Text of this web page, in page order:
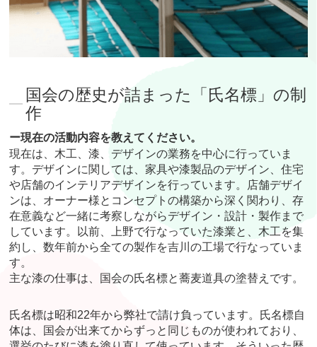
国会の歴史が詰まった「氏名標」の制
作
ー現在の活動内容を教えてください。
現在は、木工、漆、デザインの業務を中心に行っていま
す。デザインに関しては、家具や漆製品のデザイン、住宅
や店舗のインテリアデザインを行っています。店舗デザイ
ンは、オーナー様とコンセプトの構築から深く関わり、存
在意義など一緒に考察しながらデザイン・設計・製作まで
しています。以前、上野で行なっていた漆業と、木工を集
約し、数年前から全ての製作を吉川の工場で行なっていま
す。
主な漆の仕事は、国会の氏名標と蕎麦道具の塗替えです。
氏名標は昭和22年から弊社で請け負っています。氏名標自
体は、国会が出来てからずっと同じものが使われており、